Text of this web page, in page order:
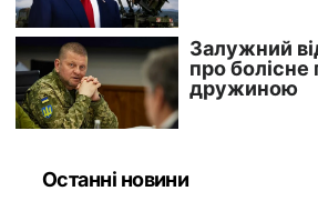
Останні новини